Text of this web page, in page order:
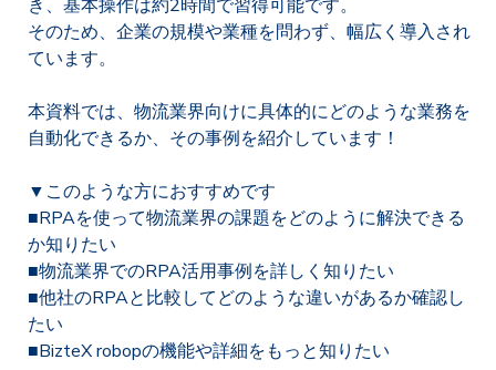
き、基本操作は約2時間で習得可能です。
そのため、企業の規模や業種を問わず、幅広く導入され
ています。
本資料では、物流業界向けに具体的にどのような業務を
自動化できるか、その事例を紹介しています！
▼このような方におすすめです
■RPAを使って物流業界の課題をどのように解決できる
か知りたい
■物流業界でのRPA活用事例を詳しく知りたい
■他社のRPAと比較してどのような違いがあるか確認し
たい
■BizteX robopの機能や詳細をもっと知りたい